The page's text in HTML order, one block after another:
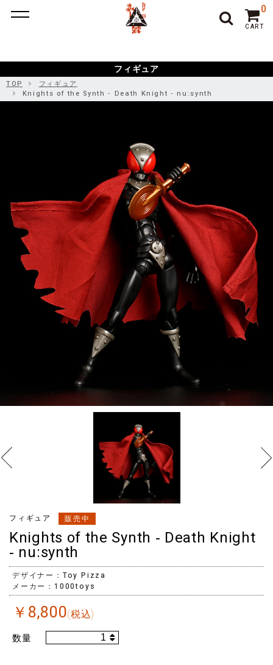
ポーカー アプリ おすすめ
ポー
カーアプリ おすすめ
オンラインポーカー
CART
0
フィギュア
TOP
フィギュア
Knights of the Synth ‐ Death Knight ‐ nu:synth
フィギュア 販売中
Knights of the Synth ‐ Death Knight
‐ nu:synth
デザイナー：Toy Pizza
メーカー：1000toys
￥8,800(税込)
数量